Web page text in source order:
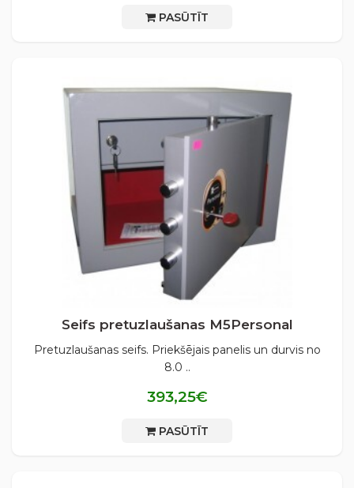
PASŪTĪT
Seifs pretuzlaušanas М5Personal
Pretuzlaušanas seifs. Priekšējais panelis un durvis no
8.0 ..
393,25€
PASŪTĪT